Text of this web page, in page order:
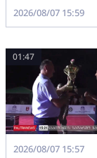
2026/08/07 15:59
01:47
2026/08/07 15:57